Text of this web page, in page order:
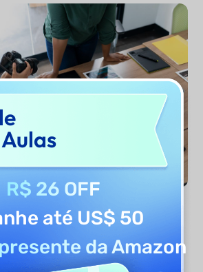
R$ 26 OFF
até US$ 50
da Amazon